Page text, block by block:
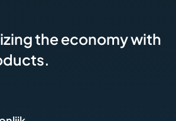
the economy with